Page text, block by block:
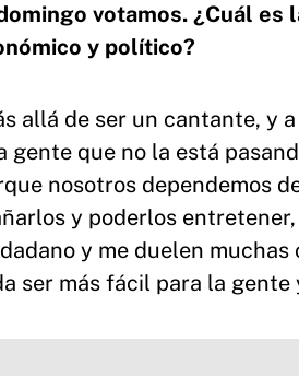
votamos. ¿Cuál
y político?
allá de ser un cantante, y
que no la está
nosotros dependemos
y poderlos
y me duelen
ser más fácil para la gente